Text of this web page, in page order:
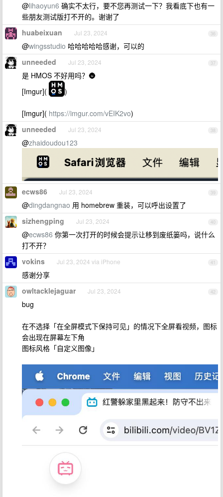
@lihaoyun6 确实不太行，要不您再测试一下？我看底下也有一
些朋友测试版打不开的。谢谢了
36
huabeixuan Jul 23, 2024
@wingsstudio 哈哈哈哈哈感谢，可以的
37
unneeded Jul 23, 2024
是 HMOS 不好用吗？🌚
[Imgur](
)
[Imgur]( https://imgur.com/vEIK2vo)
38
unneeded Jul 23, 2024
@zhaidoudou123
39
ecws86 Jul 23, 2024
@dingdangnao 用 homebrew 重装，可以呼出设置了
40
sizhengping Jul 23, 2024
@ecws86 你第一次打开的时候会提示让移到废纸篓吗，说什么
打不开？
41
vokins Jul 23, 2024 via iPhone
感谢分享
42
owltacklejaguar Jul 23, 2024
bug
在不选择「在全屏模式下保持可见」的情况下全屏看视频，图标
会出现在屏幕左下角
图标风格「自定义图像」